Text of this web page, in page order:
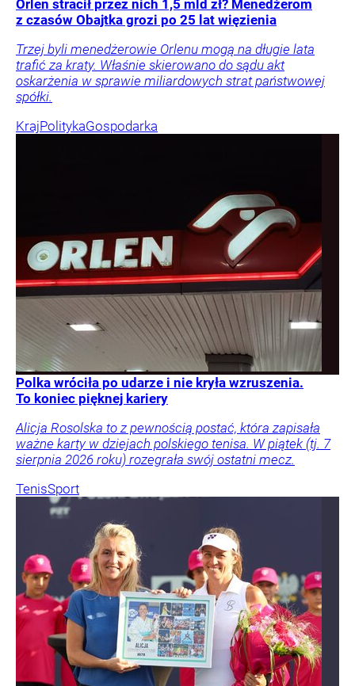
Orlen stracił przez nich 1,5 mld zł? Menedżerom
z czasów Obajtka grozi po 25 lat więzienia
Trzej byli menedżerowie Orlenu mogą na długie lata
trafić za kraty. Właśnie skierowano do sądu akt
oskarżenia w sprawie miliardowych strat państwowej
spółki.
KrajPolitykaGospodarka
Polka wróciła po udarze i nie kryła wzruszenia.
To koniec pięknej kariery
Alicja Rosolska to z pewnością postać, która zapisała
ważne karty w dziejach polskiego tenisa. W piątek (tj. 7
sierpnia 2026 roku) rozegrała swój ostatni mecz.
TenisSport